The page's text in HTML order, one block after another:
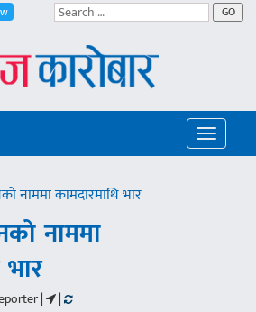
GO
Toggle
नाममा कामदारमाथि भार
नाममा
| |